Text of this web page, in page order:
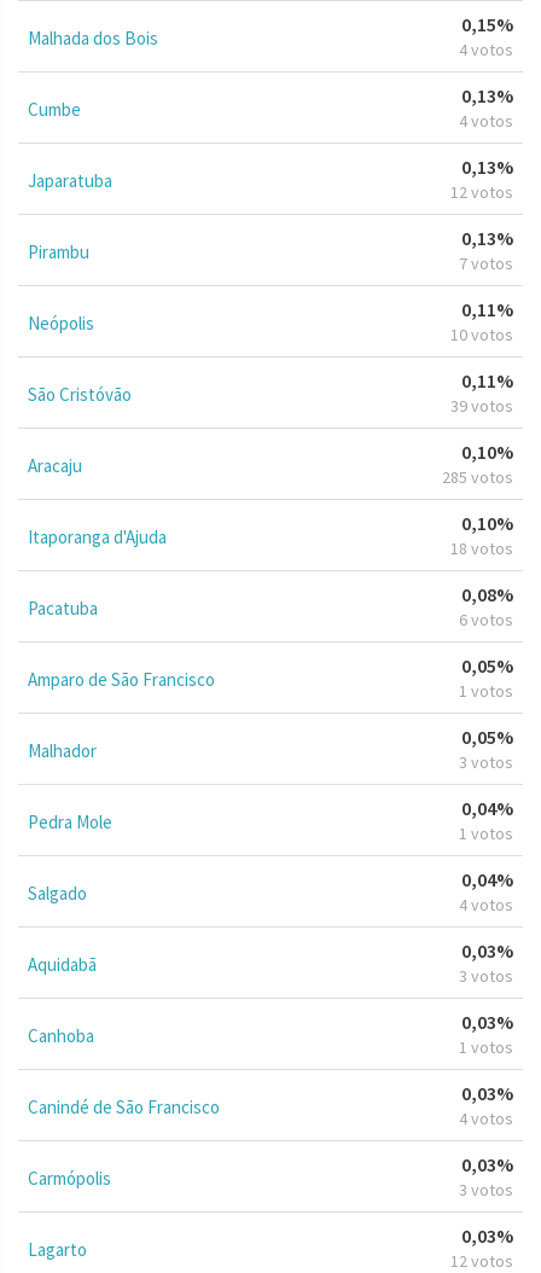
Malhada dos Bois
0,15%
4 votos
Cumbe
0,13%
4 votos
Japaratuba
0,13%
12 votos
Pirambu
0,13%
7 votos
Neópolis
0,11%
10 votos
São Cristóvão
0,11%
39 votos
Aracaju
0,10%
285 votos
Itaporanga d'Ajuda
0,10%
18 votos
Pacatuba
0,08%
6 votos
Amparo de São Francisco
0,05%
1 votos
Malhador
0,05%
3 votos
Pedra Mole
0,04%
1 votos
Salgado
0,04%
4 votos
Aquidabã
0,03%
3 votos
Canhoba
0,03%
1 votos
Canindé de São Francisco
0,03%
4 votos
Carmópolis
0,03%
3 votos
Lagarto
0,03%
12 votos